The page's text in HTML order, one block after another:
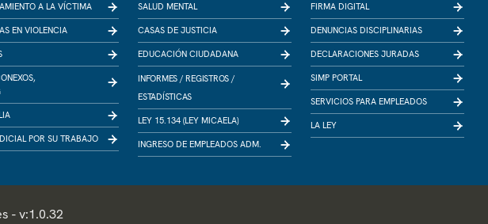
A LA VÍCTIMA
EN VIOLENCIA
POR SU TRABAJO
SALUD MENTAL
CASAS DE JUSTICIA
EDUCACIÓN CIUDADANA
INFORMES / REGISTROS /
ESTADÍSTICAS
LEY 15.134 (LEY MICAELA)
INGRESO DE EMPLEADOS ADM.
FIRMA DIGITAL
DENUNCIAS DISCIPLINARIAS
DECLARACIONES JURADAS
SIMP PORTAL
SERVICIOS PARA EMPLEADOS
LA LEY
- v:1.0.32